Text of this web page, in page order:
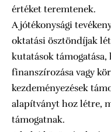
értéket teremtenek.
A jótékonysági
oktatási ösztöndíjak
kutatások
finanszírozása vagy
kezdeményezések
alapítványt hoz létre,
támogatnak.